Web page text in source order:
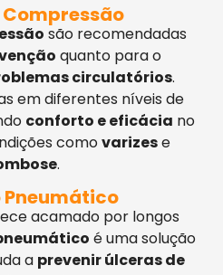
Compressão
são recomendadas
quanto para o
circulatórios.
em diferentes níveis de
conforto e eficácia no
comovarizese
.
acamado por longos
é uma solução
a prevenir úlceras de